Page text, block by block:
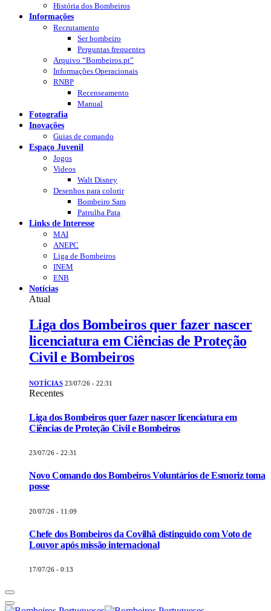
História dos Bombeiros
Informações
Recrutamento
Ser bombeiro
Perguntas frequentes
Arquivo “Bombeiros.pt”
Informações Operacionais
RNBP
Recenseamento
Manual
Fotografia
Inovações
Guias de comando
Espaço Juvenil
Jogos
Videos
Walt Disney
Desenhos para colorir
Bombeiro Sam
Patrulha Pata
Links de Interesse
MAI
ANEPC
Liga de Bombeiros
INEM
ENB
Notícias
Atual
Liga dos Bombeiros quer fazer nascer
licenciatura em Ciências de Proteção
Civil e Bombeiros
NOTÍCIAS 23/07/26 - 22:31
Recentes
Liga dos Bombeiros quer fazer nascer licenciatura em
Ciências de Proteção Civil e Bombeiros
23/07/26 - 22:31
Novo Comando dos Bombeiros Voluntários de Esmoriz toma
posse
20/07/26 - 11:09
Chefe dos Bombeiros da Covilhã distinguido com Voto de
Louvor após missão internacional
17/07/26 - 0:13